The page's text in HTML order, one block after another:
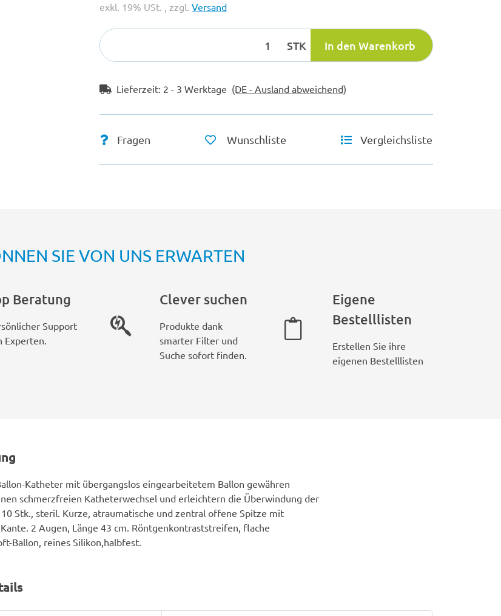
exkl. 19% USt. , zzgl. Versand
STK In den Warenkorb
Lieferzeit: 2 - 3 Werktage (DE - Ausland abweichend)
Fragen Wunschliste Vergleichsliste
SIE VON UNS ERWARTEN
Beratung
Support
Experten.
Clever suchen
Produkte dank
smarter Filter und
Suche sofort finden.
Eigene
Bestelllisten
Erstellen Sie ihre
eigenen Bestelllisten
Katheter mit übergangslos eingearbeitetem Ballon gewähren
schmerzfreien Katheterwechsel und erleichtern die Überwindung der
10 Stk., steril. Kurze, atraumatische und zentral offene Spitze mit
2 Augen, Länge 43 cm. Röntgenkontraststreifen, flache
Ballon, reines Silikon,halbfest.